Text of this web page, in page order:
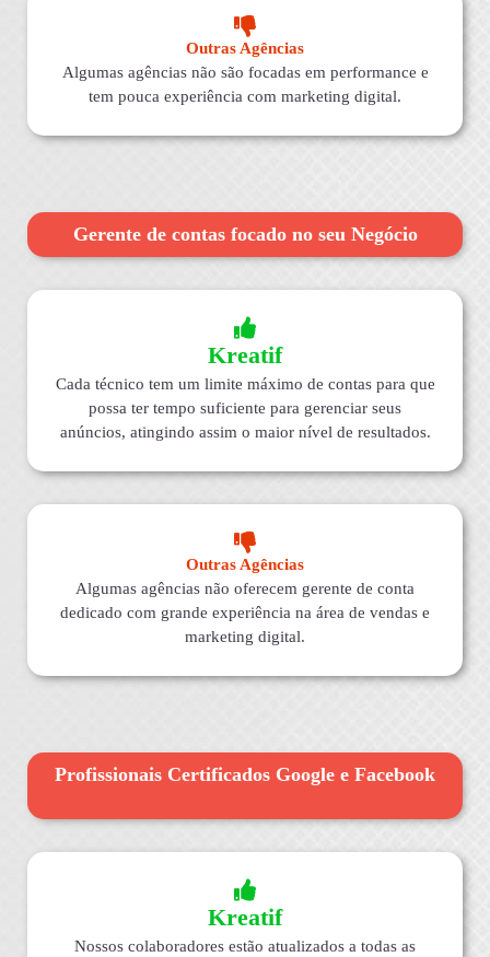
Outras Agências
Algumas agências não são focadas em performance e
tem pouca experiência com marketing digital.
Gerente de contas focado no seu Negócio
Kreatif
Cada técnico tem um limite máximo de contas para que
possa ter tempo suficiente para gerenciar seus
anúncios, atingindo assim o maior nível de resultados.
Outras Agências
Algumas agências não oferecem gerente de conta
dedicado com grande experiência na área de vendas e
marketing digital.
Profissionais Certificados Google e Facebook
Kreatif
Nossos colaboradores estão atualizados a todas as